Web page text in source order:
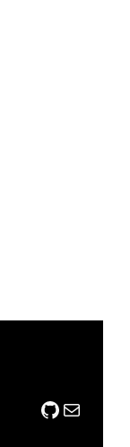
GitHub
Mail